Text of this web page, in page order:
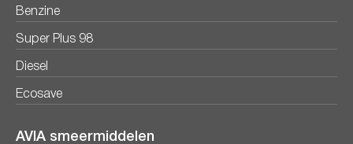
Benzine
Super Plus 98
Diesel
Ecosave
AVIA smeermiddelen